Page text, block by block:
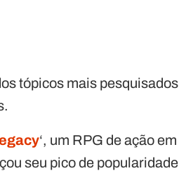
tópicos mais pesquisados
‘, um RPG de ação em
seu pico de popularidade